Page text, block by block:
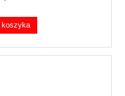
koszyka